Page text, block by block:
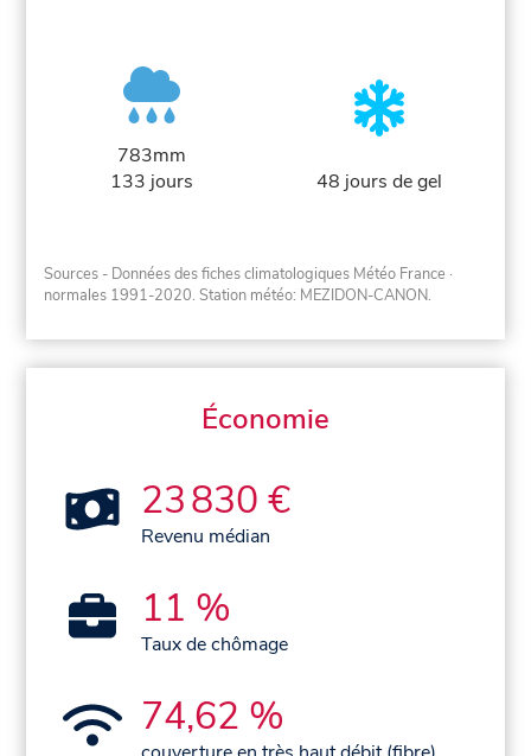
783mm
133 jours
48 jours de gel
Sources - Données des fiches climatologiques Météo France ·
normales 1991-2020. Station météo: MEZIDON-CANON.
Économie
23 830 €
Revenu médian
11 %
Taux de chômage
74,62 %